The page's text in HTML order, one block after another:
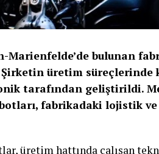
Marienfelde’de bulunan
Şirketin üretim süreçlerinde
tarafından geliştirildi.
fabrikadaki lojistik
üretim hattında çalışan